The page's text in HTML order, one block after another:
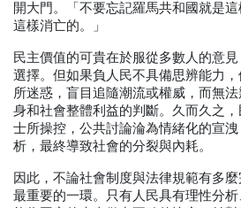
開大門。「不要忘記羅馬共和國就是
這樣消亡的。」
民主價值的可貴在於服從多數人的意
選擇。但如果負人民不具備思辨能力
所迷惑，盲目追隨潮流或權威，而無
身和社會整體利益的判斷。久而久之
士所操控，公共討論淪為情緒化的宣
析，最終導致社會的分裂與內耗。
因此，不論社會制度與法律規範有多
最重要的一環。只有人民具有理性分